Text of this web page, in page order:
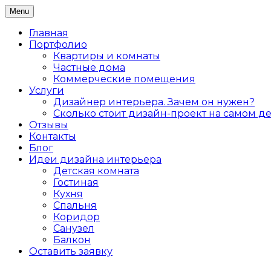
Skip
to
content
Дизайнер интерьеров Ольга
Дизайн интерьера жилых и коммерческих
Menu
Главная
Портфолио
Квартиры и комнаты
Частные дома
Коммерческие помещения
Услуги
Дизайнер интерьера. Зачем он нужен?
Сколько стоит дизайн-проект на самом
Отзывы
Контакты
Блог
Идеи дизайна интерьера
Детская комната
Гостиная
Кухня
Спальня
Коридор
Санузел
Балкон
Оставить заявку